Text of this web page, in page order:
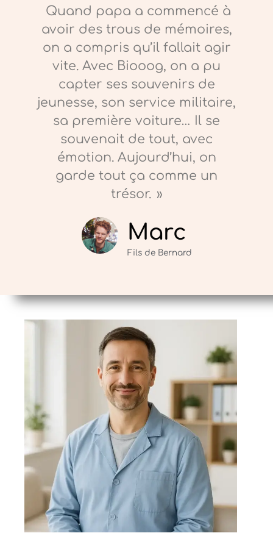
Quand papa a commencé à
avoir des trous de mémoires,
on a compris qu’il fallait agir
vite. Avec Biooog, on a pu
capter ses souvenirs de
jeunesse, son service militaire,
sa première voiture… Il se
souvenait de tout, avec
émotion. Aujourd’hui, on
garde tout ça comme un
trésor. »
Marc
Fils de Bernard